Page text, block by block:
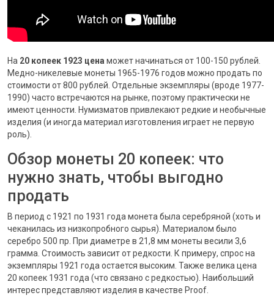
На 20 копеек 1923 цена может начинаться от 100-150 рублей.
Медно-никелевые монеты 1965-1976 годов можно продать по
стоимости от 800 рублей. Отдельные экземпляры (вроде 1977-
1990) часто встречаются на рынке, поэтому практически не
имеют ценности. Нумизматов привлекают редкие и необычные
изделия (и иногда материал изготовления играет не первую
роль).
Обзор монеты 20 копеек: что
нужно знать, чтобы выгодно
продать
В период с 1921 по 1931 года монета была серебряной (хоть и
чеканилась из низкопробного сырья). Материалом было
серебро 500 пр. При диаметре в 21,8 мм монеты весили 3,6
грамма. Стоимость зависит от редкости. К примеру, спрос на
экземпляры 1921 года остается высоким. Также велика цена
20 копеек 1931 года (что связано с редкостью). Наибольший
интерес представляют изделия в качестве Proof.